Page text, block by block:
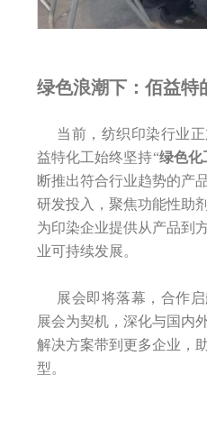
绿色浪潮下：佰益特
当前，纺织印染行业正
益特化工始终坚持“绿色化
断推出符合行业趋势的产
研发投入，聚焦功能性助
为印染企业提供从产品到
业可持续发展。
展会即将落幕，合作启
展会为契机，深化与国内
解决方案带到更多企业，
型。